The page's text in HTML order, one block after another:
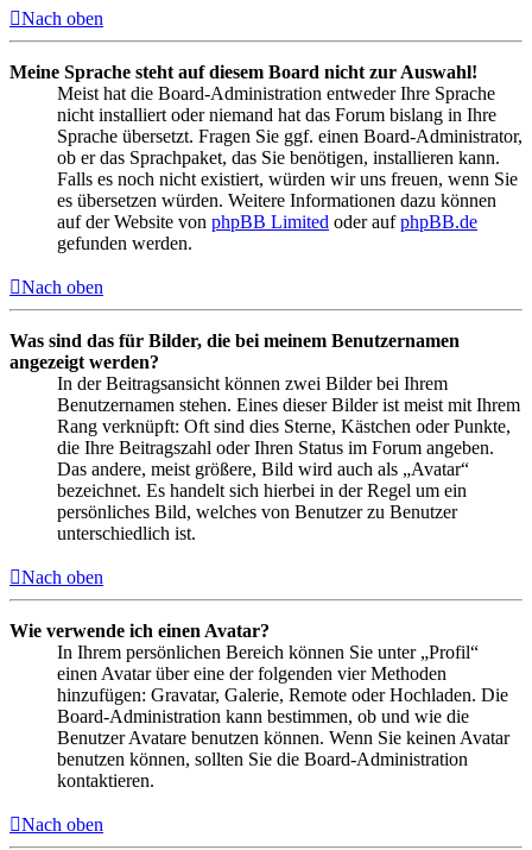
Nach oben
Meine Sprache steht auf diesem Board nicht zur Auswahl!
Meist hat die Board-Administration entweder Ihre Sprache
nicht installiert oder niemand hat das Forum bislang in Ihre
Sprache übersetzt. Fragen Sie ggf. einen Board-Administrator,
ob er das Sprachpaket, das Sie benötigen, installieren kann.
Falls es noch nicht existiert, würden wir uns freuen, wenn Sie
es übersetzen würden. Weitere Informationen dazu können
auf der Website von phpBB Limited oder aufphpBB.de
gefunden werden.
Nach oben
Was sind das für Bilder, die bei meinem Benutzernamen
angezeigt werden?
In der Beitragsansicht können zwei Bilder bei Ihrem
Benutzernamen stehen. Eines dieser Bilder ist meist mit Ihrem
Rang verknüpft: Oft sind dies Sterne, Kästchen oder Punkte,
die Ihre Beitragszahl oder Ihren Status im Forum angeben.
Das andere, meist größere, Bild wird auch als „Avatar“
bezeichnet. Es handelt sich hierbei in der Regel um ein
persönliches Bild, welches von Benutzer zu Benutzer
unterschiedlich ist.
Nach oben
Wie verwende ich einen Avatar?
In Ihrem persönlichen Bereich können Sie unter „Profil“
einen Avatar über eine der folgenden vier Methoden
hinzufügen: Gravatar, Galerie, Remote oder Hochladen. Die
Board-Administration kann bestimmen, ob und wie die
Benutzer Avatare benutzen können. Wenn Sie keinen Avatar
benutzen können, sollten Sie die Board-Administration
kontaktieren.
Nach oben